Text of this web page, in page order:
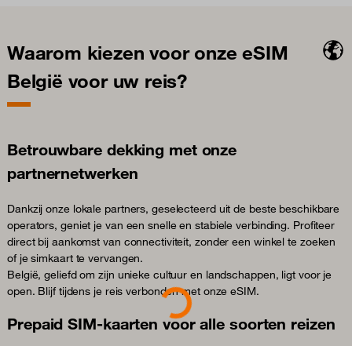
Waarom kiezen voor onze eSIM
België voor uw reis?
Betrouwbare dekking met onze
partnernetwerken
Dankzij onze lokale partners, geselecteerd uit de beste beschikbare
operators, geniet je van een snelle en stabiele verbinding. Profiteer
direct bij aankomst van connectiviteit, zonder een winkel te zoeken
of je simkaart te vervangen.
België, geliefd om zijn unieke cultuur en landschappen, ligt voor je
open. Blijf tijdens je reis verbonden met onze eSIM.
Prepaid SIM-kaarten voor alle soorten reizen
Loading...